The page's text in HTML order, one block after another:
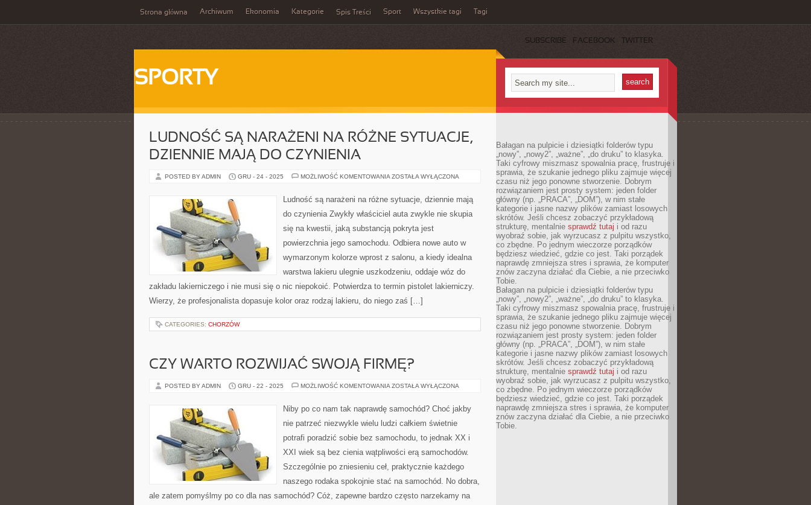
Strona główna Archiwum Ekonomia Kategorie Spis Treści Sport Wszystkie tagi Tagi
SUBSCRIBE FACEBOOK TWITTER
SPORTY
LUDNOŚĆ SĄ NARAŻENI NA RÓŻNE SYTUACJE,
DZIENNIE MAJĄ DO CZYNIENIA
POSTED BY ADMIN GRU - 24 - 2025 MOŻLIWOŚĆ KOMENTOWANIA LUDNOŚĆ
RÓŻNE
DZIENNIE
DO
ZOSTAŁA WYŁĄCZONA
Ludność są narażeni na różne sytuacje, dziennie mają
do czynienia Zwykły właściciel auta zwykle nie skupia
się na kwestii, jaką substancją pokryta jest
powierzchnia jego samochodu. Odbiera nowe auto w
wymarzonym kolorze wprost z salonu, a kiedy idealna
warstwa lakieru ulegnie uszkodzeniu, oddaje wóz do
zakładu lakierniczego i nie musi się o nic niepokoić. Potwierdza to termin pistolet lakierniczy.
Wierzy, że profesjonalista dopasuje kolor oraz rodzaj lakieru, do niego zaś […]
CATEGORIES: CHORZÓW
CZY WARTO ROZWIJAĆ SWOJĄ FIRMĘ?
POSTED BY ADMIN GRU - 22 - 2025 MOŻLIWOŚĆ KOMENTOWANIA CZY
FIRMĘ?
ZOSTAŁA WYŁĄCZONA
Niby po co nam tak naprawdę samochód? Choć jakby
nie patrzeć niezwykle wielu ludzi całkiem świetnie
potrafi poradzić sobie bez samochodu, to jednak XX i
XXI wiek są bez cienia wątpliwości erą samochodów.
Szczególnie po zniesieniu ceł, praktycznie każdego
naszego rodaka spokojnie stać na samochód. No dobra,
ale zatem pomyślmy po co dla nas samochód? Cóż, zapewne bardzo często narzekamy na
Bałagan na pulpicie i dziesiątki folderów typu
„nowy”, „nowy2”, „ważne”, „do druku” to klasyka.
Taki cyfrowy miszmasz spowalnia pracę, frustruje i
sprawia, że szukanie jednego pliku zajmuje więcej
czasu niż jego ponowne stworzenie. Dobrym
rozwiązaniem jest prosty system: jeden folder
główny (np. „PRACA”, „DOM”), w nim stałe
kategorie i jasne nazwy plików zamiast losowych
skrótów. Jeśli chcesz zobaczyć przykładową
strukturę, mentalnie sprawdź tutaj i od razu
wyobraź sobie, jak wyrzucasz z pulpitu wszystko,
co zbędne. Po jednym wieczorze porządków
będziesz wiedzieć, gdzie co jest. Taki porządek
naprawdę zmniejsza stres i sprawia, że komputer
znów zaczyna działać dla Ciebie, a nie przeciwko
Tobie.
Bałagan na pulpicie i dziesiątki folderów typu
„nowy”, „nowy2”, „ważne”, „do druku” to klasyka.
Taki cyfrowy miszmasz spowalnia pracę, frustruje i
sprawia, że szukanie jednego pliku zajmuje więcej
czasu niż jego ponowne stworzenie. Dobrym
rozwiązaniem jest prosty system: jeden folder
główny (np. „PRACA”, „DOM”), w nim stałe
kategorie i jasne nazwy plików zamiast losowych
skrótów. Jeśli chcesz zobaczyć przykładową
strukturę, mentalnie sprawdź tutaj i od razu
wyobraź sobie, jak wyrzucasz z pulpitu wszystko,
co zbędne. Po jednym wieczorze porządków
będziesz wiedzieć, gdzie co jest. Taki porządek
naprawdę zmniejsza stres i sprawia, że komputer
znów zaczyna działać dla Ciebie, a nie przeciwko
Tobie.